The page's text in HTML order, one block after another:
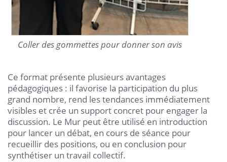
Coller des gommettes pour donner son avis
Ce format présente plusieurs avantages
pédagogiques : il favorise la participation du plus
grand nombre, rend les tendances immédiatement
visibles et crée un support concret pour engager la
discussion. Le Mur peut être utilisé en introduction
pour lancer un débat, en cours de séance pour
recueillir des positions, ou en conclusion pour
synthétiser un travail collectif.